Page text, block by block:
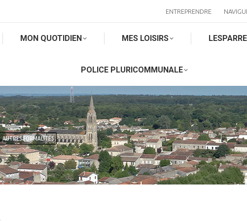
ENTREPRENDRE
MON QUOTIDIEN MES LOISIRS
POLICE PLURICOMMUNALE
AUTRES FORMALITÉS